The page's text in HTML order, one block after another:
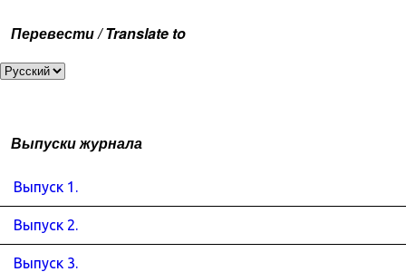
Перевести / Translate to
Выпуски журнала
Выпуск 1.
Выпуск 2.
Выпуск 3.